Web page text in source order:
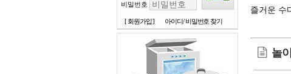
비밀번호
[ 회원가입 ] 아이디/ 비밀번호 찾기
즐거운 수
놀